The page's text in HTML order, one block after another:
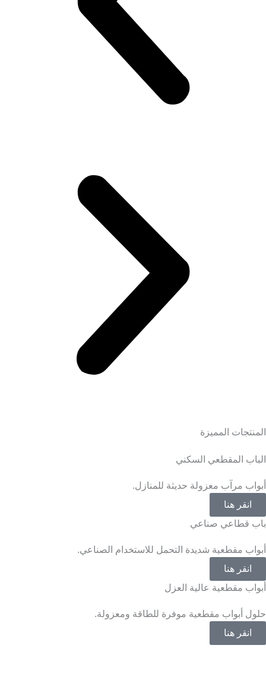
المنتجات المميزة
الباب المقطعي السكني
أبواب مرآب معزولة حديثة للمنازل.
انقر هنا
باب قطاعي صناعي
أبواب مقطعية شديدة التحمل للاستخدام الصناعي.
انقر هنا
أبواب مقطعية عالية العزل
حلول أبواب مقطعية موفرة للطاقة ومعزولة.
انقر هنا